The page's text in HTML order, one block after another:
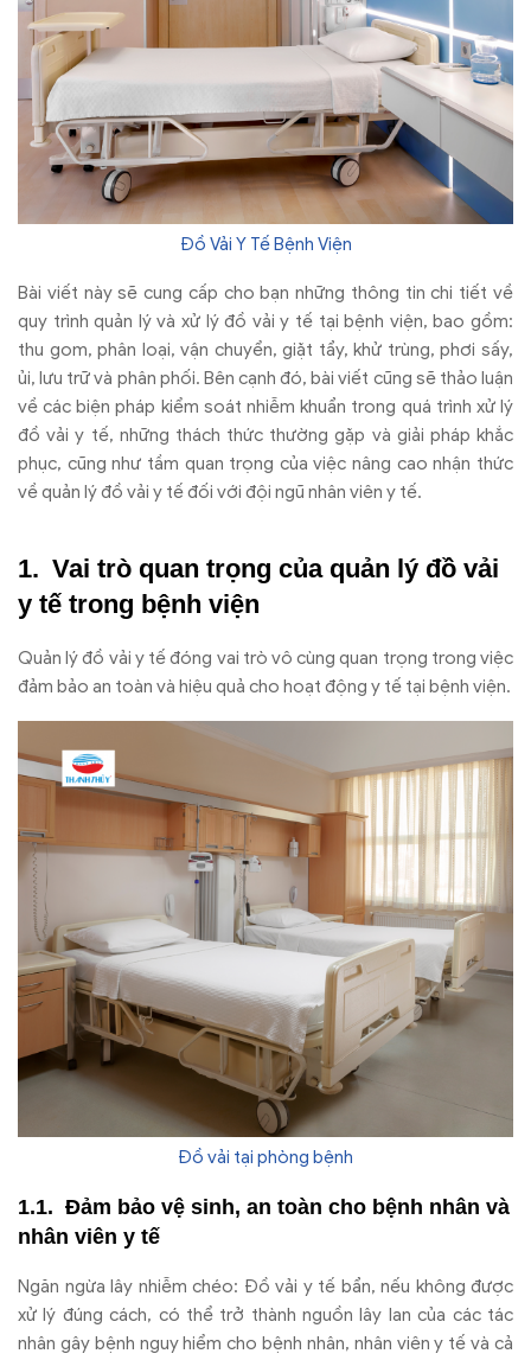
Đồ Vải Y Tế Bệnh Viện
Bài viết này sẽ cung cấp cho bạn những thông tin chi tiết về
quy trình quản lý và xử lý đồ vải y tế tại bệnh viện, bao gồm:
thu gom, phân loại, vận chuyển, giặt tẩy, khử trùng, phơi sấy,
ủi, lưu trữ và phân phối. Bên cạnh đó, bài viết cũng sẽ thảo luận
về các biện pháp kiểm soát nhiễm khuẩn trong quá trình xử lý
đồ vải y tế, những thách thức thường gặp và giải pháp khắc
phục, cũng như tầm quan trọng của việc nâng cao nhận thức
về quản lý đồ vải y tế đối với đội ngũ nhân viên y tế.
Vai trò quan trọng của quản lý đồ vải
y tế trong bệnh viện
Quản lý đồ vải y tế đóng vai trò vô cùng quan trọng trong việc
đảm bảo an toàn và hiệu quả cho hoạt động y tế tại bệnh viện.
Đồ vải tại phòng bệnh
Đảm bảo vệ sinh, an toàn cho bệnh nhân và
nhân viên y tế
Ngăn ngừa lây nhiễm chéo: Đồ vải y tế bẩn, nếu không được
xử lý đúng cách, có thể trở thành nguồn lây lan của các tác
nhân gây bệnh nguy hiểm cho bệnh nhân, nhân viên y tế và cả